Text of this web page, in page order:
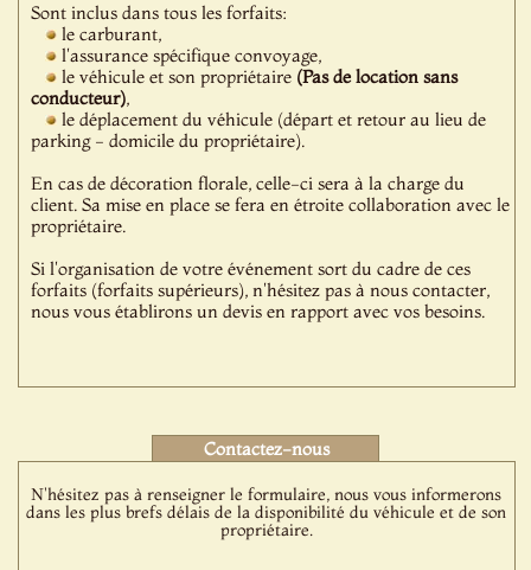
Sont inclus dans tous les forfaits:
le carburant,
l'assurance spécifique convoyage,
le véhicule et son propriétaire (Pas de location sans
conducteur),
le déplacement du véhicule (départ et retour au lieu de
parking - domicile du propriétaire).
En cas de décoration florale, celle-ci sera à la charge du
client. Sa mise en place se fera en étroite collaboration avec le
propriétaire.
Si l'organisation de votre événement sort du cadre de ces
forfaits (forfaits supérieurs), n'hésitez pas à nous contacter,
nous vous établirons un devis en rapport avec vos besoins.
Contactez-nous
N'hésitez pas à renseigner le formulaire, nous vous informerons
dans les plus brefs délais de la disponibilité du véhicule et de son
propriétaire.